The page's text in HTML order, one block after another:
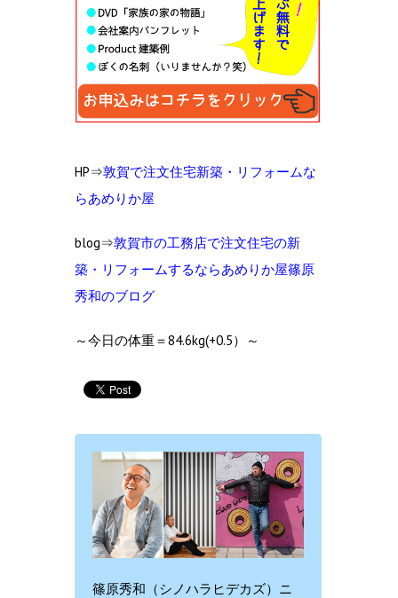
HP⇒敦賀で注文住宅新築・リフォームな
らあめりか屋
blog⇒敦賀市の工務店で注文住宅の新
築・リフォームするならあめりか屋篠原
秀和のブログ
～今日の体重＝84.6kg(+0.5）～
篠原秀和（シノハラヒデカズ）ニ